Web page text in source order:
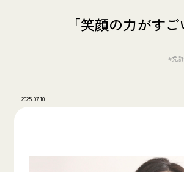
「笑顔の力がすご
2025.07.10
#免